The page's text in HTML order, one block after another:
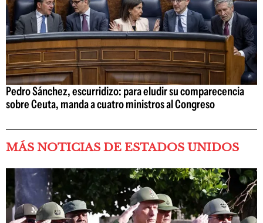
Pedro Sánchez, escurridizo: para eludir su comparecencia
sobre Ceuta, manda a cuatro ministros al Congreso
MÁS NOTICIAS DE ESTADOS UNIDOS